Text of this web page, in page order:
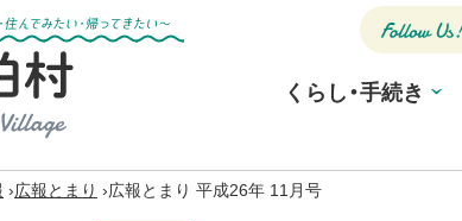
たい・住んでみた
公式SNS
Follow
Us!
くらし・手続き
›広報とまり ›広報とまり 平成26年 11月号